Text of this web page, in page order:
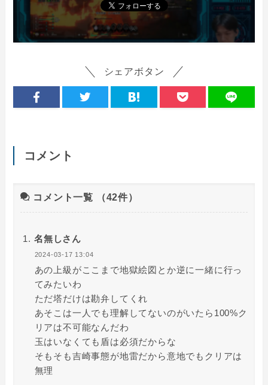
シェアボタン
コメント
コメント一覧 （42件）
名無しさん
2024-03-17 13:04
あの上級がここまで地獄絵図とか逆に一緒に行っ
てみたいわ
ただ塔だけは勘弁してくれ
あそこは一人でも理解してないのがいたら100%ク
リアは不可能なんだわ
玉はいなくても盾は必須だからな
そもそも吉崎事態が地雷だから意地でもクリアは
無理